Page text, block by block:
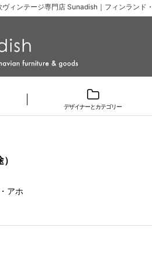
ィンテージ専門店 Sunadish｜フィンラン
デザイナーとカテゴリー
アホ